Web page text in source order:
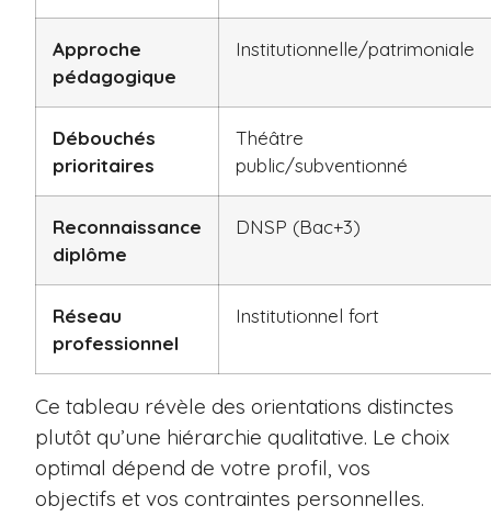
Approche
pédagogique
Institutionnelle/patrimoniale
Débouchés
prioritaires
Théâtre
public/subventionné
Reconnaissance
diplôme
DNSP (Bac+3)
Réseau
professionnel
Institutionnel fort
Ce tableau révèle des orientations distinctes
plutôt qu’une hiérarchie qualitative. Le choix
optimal dépend de votre profil, vos
objectifs et vos contraintes personnelles.